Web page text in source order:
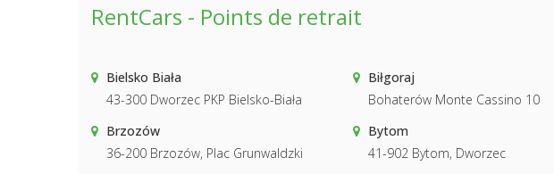
RentCars - Points de retrait
Bielsko Biała
43-300 Dworzec PKP Bielsko-Biała
Biłgoraj
Bohaterów Monte Cassino 10
Brzozów
36-200 Brzozów, Plac Grunwaldzki
Bytom
41-902 Bytom, Dworzec